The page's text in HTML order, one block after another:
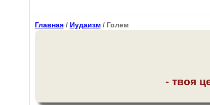
Главная/ Иудаизм/ Голем
- твоя